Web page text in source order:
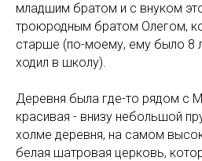
младшим братом и с внуком
троюродным братом Олегом,
старше (по-моему, ему было 8
ходил в школу).
Деревня была где-то рядом с
красивая - внизу небольшой
холме деревня, на самом
белая шатровая церковь,